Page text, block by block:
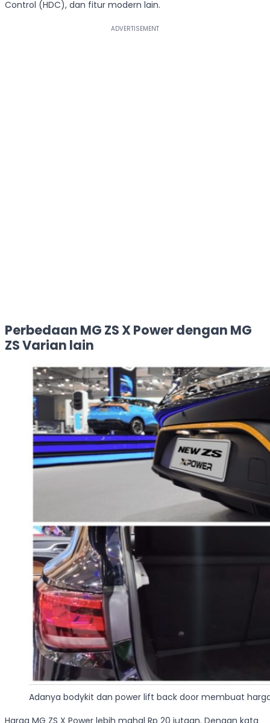
Control (HDC), dan fitur modern lain.
Perbedaan MG ZS X Power dengan MG
ZS Varian lain
Adanya bodykit dan power lift back door membuat harga